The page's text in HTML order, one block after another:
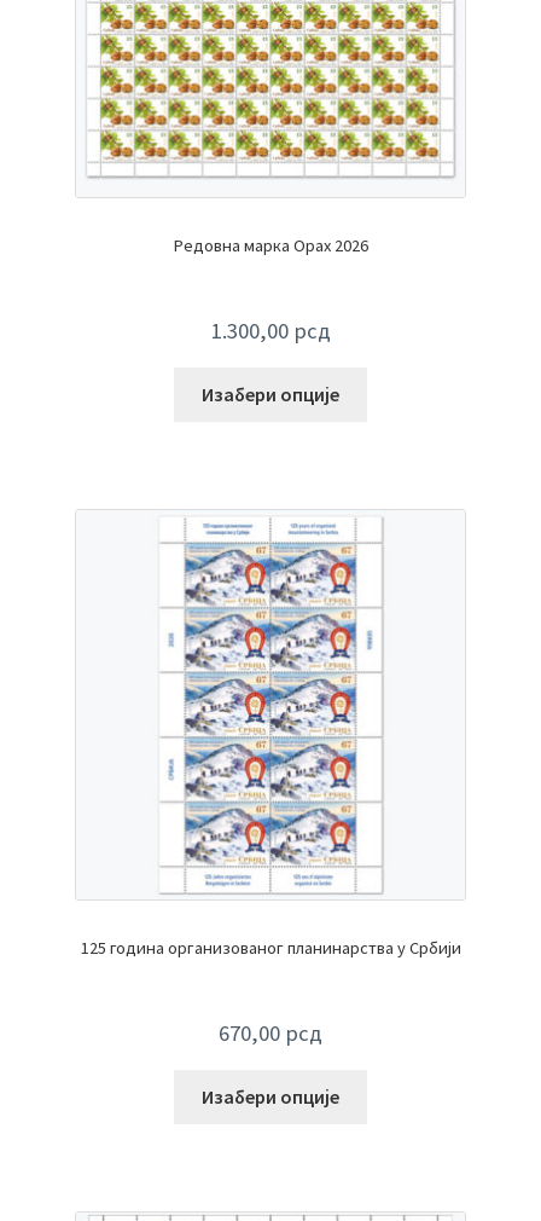
Редовна марка Орах 2026
1.300,00 рсд
Изабери опције
125 година организованог планинарства у Србији
670,00 рсд
Изабери опције